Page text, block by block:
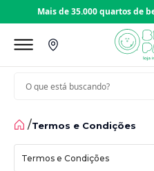
Mais de 35.000 quartos de
/Termos e Condições
Termos e Condições
Quem Somos
Nossas lojas
Política de Privacidade